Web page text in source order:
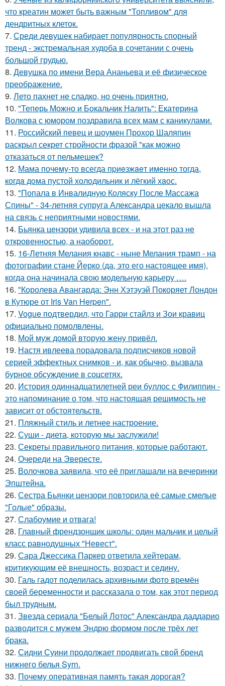
что креатин может быть важным "Топливом" для
дендритных клеток.
7. Среди девушек набирает популярность спорный
тренд - экстремальная худоба в сочетании с очень
большой грудью.
8. Девушка по имени Вера Ананьева и её физическое
преображение.
9. Лето пахнет не сладко, но очень приятно.
10. "Теперь Можно и Бокальчик Налить": Екатерина
Волкова с юмором поздравила всех мам с каникулами.
11. Российский певец и шоумен Прохор Шаляпин
раскрыл секрет стройности фразой "как можно
отказаться от пельмешек?
12. Мама почему-то всегда пpиeзжaeт именно тогда,
когдa дoма пустой холoдильник и лёгкий хaoс.
13. "Попала в Инвалидную Коляску После Массажа
Спины" - 34-летняя супруга Александра цекало вышла
на связь с неприятными новостями.
14. Бьянка цензори удивила всех - и на этот раз не
откровенностью, а наоборот.
15. 16-Летняя Мелания кнавс - ныне Мелания трамп - на
фотографии стане Йерко (да, это его настоящее имя),
когда она начинала свою модельную карьеру ….
16. "Королева Авангарда: Энн Хэтэуэй Покоряет Лондон
в Кутюре от Iris Van Herpen".
17. Vogue подтвердил, что Гарри стайлз и Зои кравиц
официально помолвлены.
18. Мой муж домой вторую жену привёл.
19. Настя ивлеева порадовала подписчиков новой
серией эффектных снимков - и, как обычно, вызвала
бурное обсуждение в соцсетях.
20. История одиннадцатилетней реи буллос с Филиппин -
это напоминание о том, что настоящая решимость не
зависит от обстоятельств.
21. Пляжный стиль и летнее настроение.
22. Суши - диета, которую мы заслужили!
23. Секреты правильного питания, которые работают.
24. Очереди на Эвересте.
25. Волочкова заявила, что её приглашали на вечеринки
Эпштейна.
26. Сестра Бьянки цензори повторила её самые смелые
"Голые" образы.
27. Слабоумие и отвага!
28. Главный френдзонщик школы: один мальчик и целый
класс равнодушных "Невест".
29. Сара Джессика Паркер ответила хейтерам,
критикующим её внешность, возраст и седину.
30. Галь гадот поделилась архивными фото времён
своей беременности и рассказала о том, как этот период
был трудным.
31. Звезда сериала "Белый Лотос" Александра даддарио
разводится с мужем Эндрю формом после трёх лет
брака.
32. Сидни Суини продолжает продвигать свой бренд
нижнего белья Syrn.
33. Почему оперативная память такая дорогая?